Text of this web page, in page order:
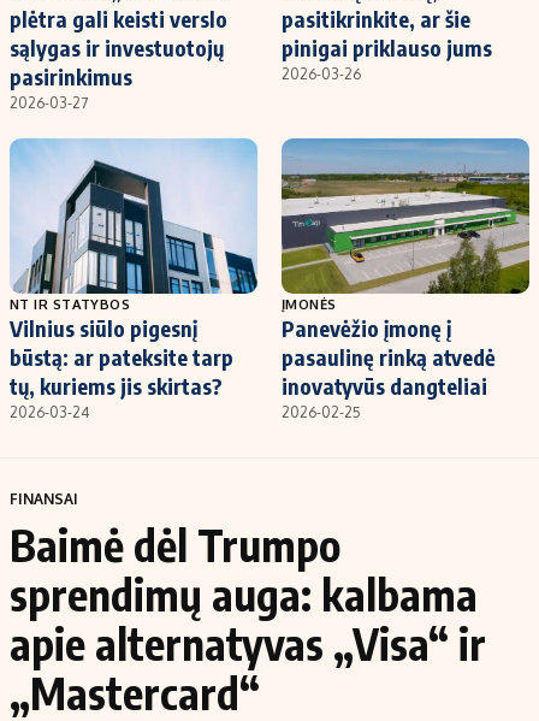
plėtra gali keisti verslo
sąlygas ir investuotojų
pasirinkimus
2026-03-27
pasitikrinkite, ar šie
pinigai priklauso jums
2026-03-26
NT IR STATYBOS
Vilnius siūlo pigesnį
būstą: ar pateksite tarp
tų, kuriems jis skirtas?
2026-03-24
ĮMONĖS
Panevėžio įmonę į
pasaulinę rinką atvedė
inovatyvūs dangteliai
2026-02-25
FINANSAI
Baimė dėl Trumpo
sprendimų auga: kalbama
apie alternatyvas „Visa“ ir
„Mastercard“